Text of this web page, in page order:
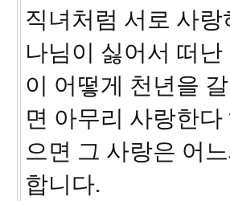
직녀처럼 서로 사
나님이 싫어서 떠
이 어떻게 천년을
면 아무리 사랑한
으면 그 사랑은 어
합니다.